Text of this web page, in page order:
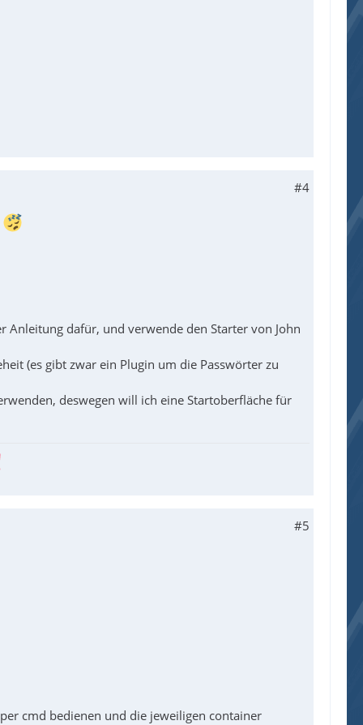
#4
dafür, und verwende den Starter von John
(es gibt zwar ein Plugin um die Passwörter zu
deswegen will ich eine Startoberfläche für
#5
cmd bedienen und die jeweiligen container